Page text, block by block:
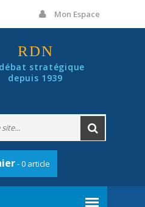
Mon Espace
RDN
stratégique
depuis 1939
- 0 article